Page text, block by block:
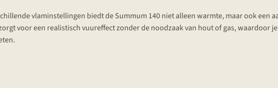
vlaminstellingen biedt de Summum 140 niet alleen warmte, maar ook een
voor een realistisch vuureffect zonder de noodzaak van hout of gas, waardoor